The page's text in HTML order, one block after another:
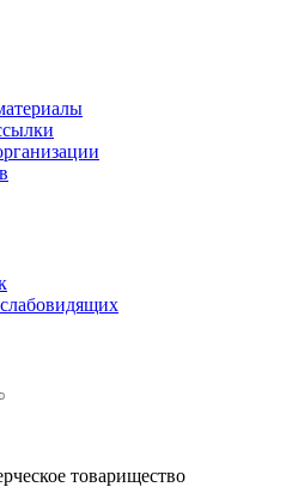
товарищество